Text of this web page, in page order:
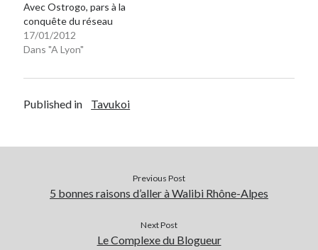
Avec Ostrogo, pars à la
conquête du réseau
17/01/2012
Dans "A Lyon"
Published in Tavukoi
Previous Post
5 bonnes raisons d’aller à Walibi Rhône-Alpes
Next Post
Le Complexe du Blogueur